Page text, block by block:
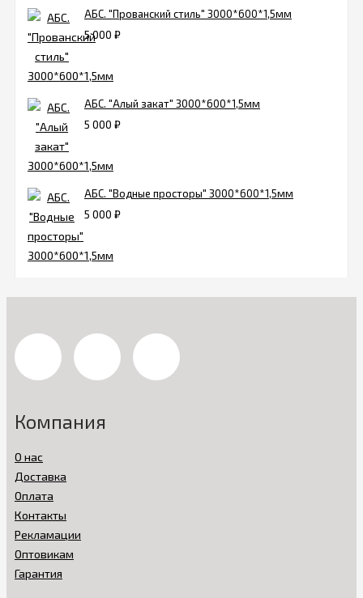
АБС. "Прованский стиль" 3000*600*1,5мм
5 000 ₽
АБС. "Алый закат" 3000*600*1,5мм
5 000 ₽
АБС. "Водные просторы" 3000*600*1,5мм
5 000 ₽
Компания
О нас
Доставка
Оплата
Контакты
Рекламации
Оптовикам
Гарантия